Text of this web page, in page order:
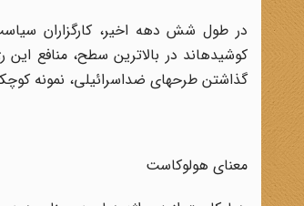
در طول شش دهه اخیر، کارگزاران
کوشیده‏اند در بالاترین سطح، منافع این
گذاشتن طرح‏های ضداسرائیلی، نمونه
معنای هولوکاست